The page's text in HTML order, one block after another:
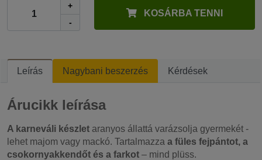
+
-
KOSÁRBA TENNI
Leírás Nagybani beszerzés Kérdések
Árucikk leírása
A karneváli készlet aranyos állattá varázsolja gyermekét -
lehet majom vagy mackó. Tartalmazza a füles fejpántot, a
csokornyakkendőt és a farkot – mind plüss.